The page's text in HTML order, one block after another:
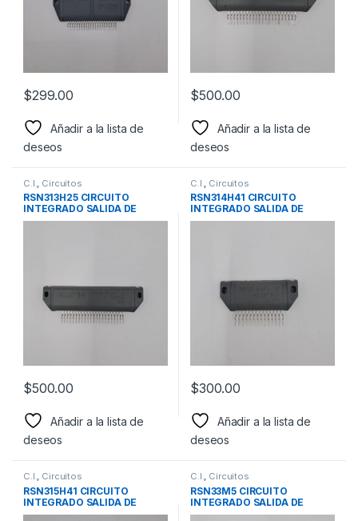
$299.00
Añadir a la lista de
deseos
$500.00
Añadir a la lista de
deseos
C.I. Circuitos
RSN313H25 CIRCUITO
INTEGRADO SALIDA DE
AUDIO PANASONIC
$500.00
Añadir a la lista de
deseos
C.I. Circuitos
RSN314H41 CIRCUITO
INTEGRADO SALIDA DE
AUDIO PANASONIC
$300.00
Añadir a la lista de
deseos
C.I., Circuitos
RSN315H41 CIRCUITO
INTEGRADO SALIDA DE
AUDIO PANASONIC
C.I., Circuitos
RSN33M5 CIRCUITO
INTEGRADO SALIDA DE
AUDIO PANASONIC